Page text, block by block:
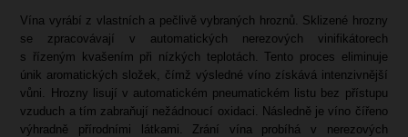
Vína vyrábí z vlastních a pečlivě vybraných hroznů. Sklizené hrozny
se zpracovávají v automatických nerezových vinifikátorech
s řízeným kvašením při nízkých teplotách. Tento proces eliminuje
únik aromatických složek, čímž výsledné víno získává intenzivnější
vůni. Hrozny lisují v automatickém pneumatickém listu bez přístupu
vzuduch a tím zabraňují nežádnoucí oxidaci. Následně je víno čířeno
výhradně přírodními látkami. Zrání vína probíhá v nerezových